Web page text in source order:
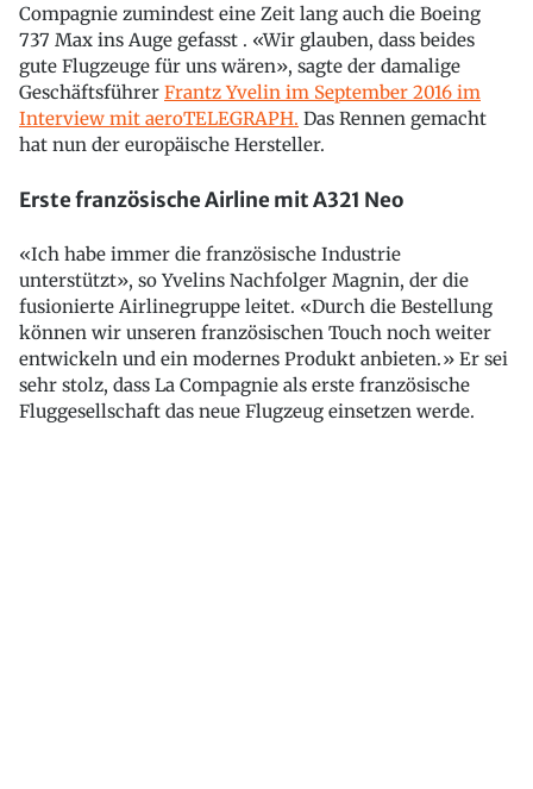
Compagnie zumindest eine Zeit lang auch die Boeing
737 Max ins Auge gefasst . «Wir glauben, dass beides
gute Flugzeuge für uns wären», sagte der damalige
Geschäftsführer Frantz Yvelin im September 2016 im
Interview mit aeroTELEGRAPH. Das Rennen gemacht
hat nun der europäische Hersteller.
Erste französische Airline mit A321 Neo
«Ich habe immer die französische Industrie
unterstützt», so Yvelins Nachfolger Magnin, der die
fusionierte Airlinegruppe leitet. «Durch die Bestellung
können wir unseren französischen Touch noch weiter
entwickeln und ein modernes Produkt anbieten.» Er sei
sehr stolz, dass La Compagnie als erste französische
Fluggesellschaft das neue Flugzeug einsetzen werde.